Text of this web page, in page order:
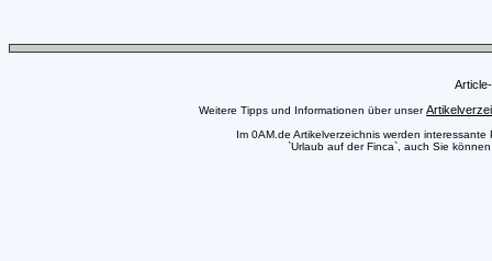
Weitere Tipps und Informationen über unser
Im 0AM.de Artikelverzeichnis werden
`Urlaub auf der Finca`, auch Sie